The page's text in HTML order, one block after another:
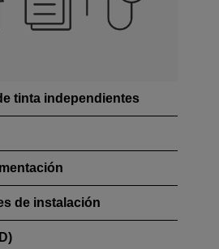
tinta independientes
de instalación